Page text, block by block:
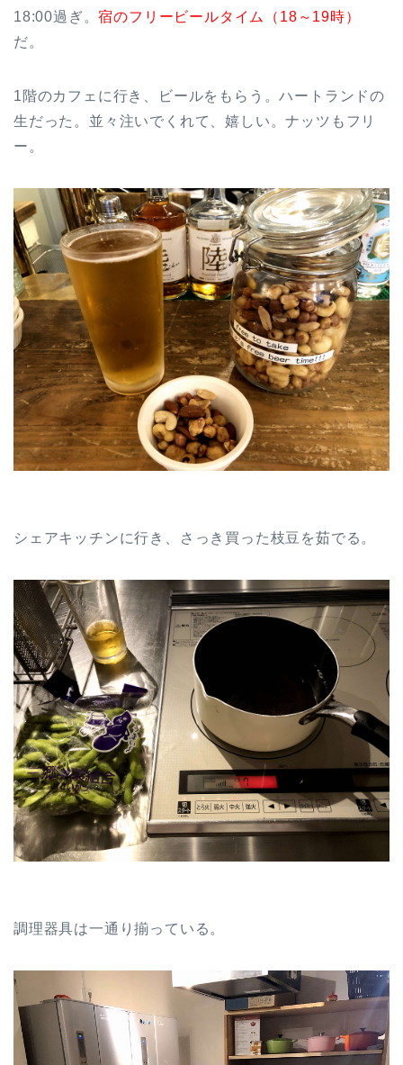
18:00過ぎ。宿のフリービールタイム（18～19時）
だ。
1階のカフェに行き、ビールをもらう。ハートランドの
生だった。並々注いでくれて、嬉しい。ナッツもフリ
ー。
シェアキッチンに行き、さっき買った枝豆を茹でる。
調理器具は一通り揃っている。